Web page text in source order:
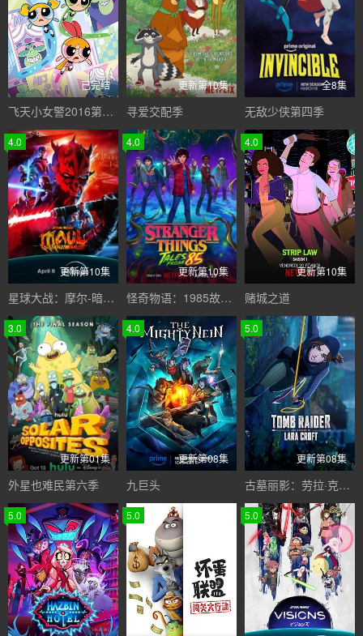
已完结
飞天小女警2016第一季
更新第10集
寻爱交配季
全8集
无敌少侠第四季
4.0
更新第10集
星球大战：摩尔-暗影之王
4.0
更新第10集
怪奇物语：1985故事集
4.0
更新第10集
赌城之道
3.0
更新第01集
外星也难民第六季
4.0
更新第08集
九巨头
5.0
更新第08集
古墓丽影：劳拉·克劳馥传奇第二季
5.0 5.0 5.0